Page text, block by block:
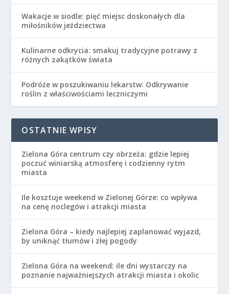
Wakacje w siodle: pięć miejsc doskonałych dla
miłośników jeździectwa
Kulinarne odkrycia: smakuj tradycyjne potrawy z
różnych zakątków świata
Podróże w poszukiwaniu lekarstw: Odkrywanie
roślin z właściwościami leczniczymi
OSTATNIE WPISY
Zielona Góra centrum czy obrzeża: gdzie lepiej
poczuć winiarską atmosferę i codzienny rytm
miasta
Ile kosztuje weekend w Zielonej Górze: co wpływa
na cenę noclegów i atrakcji miasta
Zielona Góra – kiedy najlepiej zaplanować wyjazd,
by uniknąć tłumów i złej pogody
Zielona Góra na weekend: ile dni wystarczy na
poznanie najważniejszych atrakcji miasta i okolic